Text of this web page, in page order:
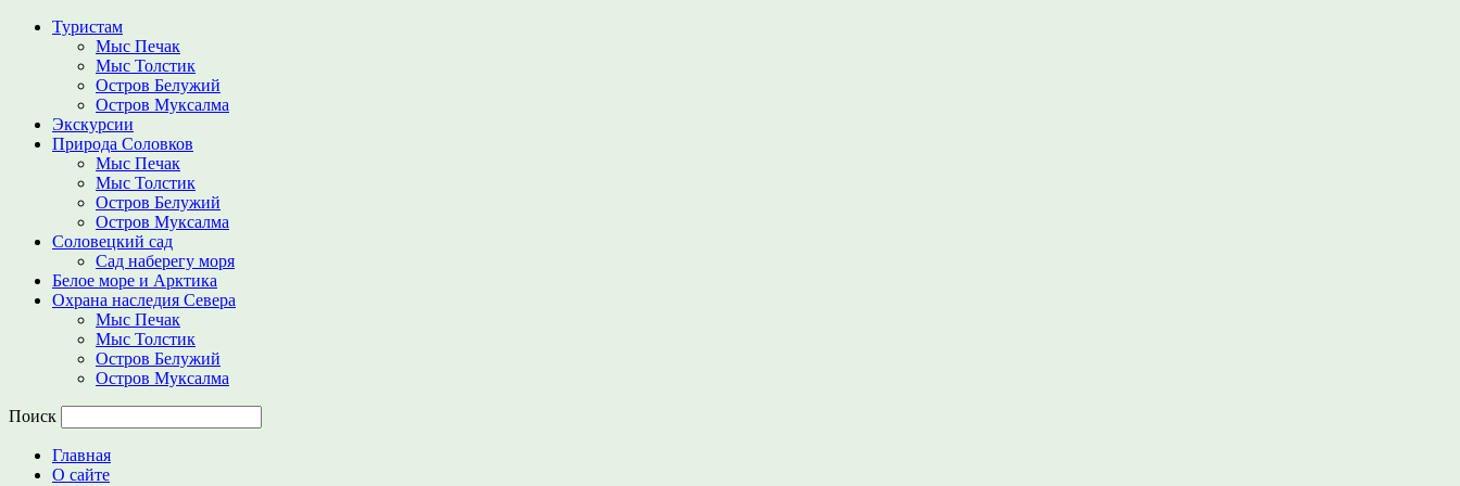
Туристам
Мыс Печак
Мыс Толстик
Остров Белужий
Остров Муксалма
Экскурсии
Природа Соловков
Мыс Печак
Мыс Толстик
Остров Белужий
Остров Муксалма
Соловецкий сад
Сад наберегу моря
Белое море и Арктика
Охрана наследия Севера
Мыс Печак
Мыс Толстик
Остров Белужий
Остров Муксалма
Поиск
Главная
О сайте